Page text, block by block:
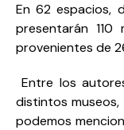
En 62 espacios,
presentarán
provenientes de
Entre los
distintos
podemos